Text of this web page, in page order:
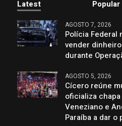
Latest Popular
AGOSTO 7, 2026
Polícia Federal
vender
durante
AGOSTO 5, 2026
Cícero reúne
oficializa
Veneziano e
Paraíba a dar o